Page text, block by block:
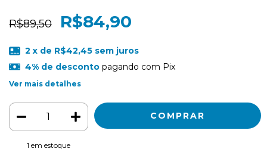
R$89,50 R$84,90
2 x de R$42,45 sem juros
4% de descontopagando com Pix
Ver mais detalhes
1 em estoque